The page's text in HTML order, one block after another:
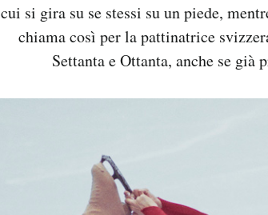
cui si gira su se stessi su un piede,
chiama così per lapattinatrice
Settanta e Ottanta, anche se già